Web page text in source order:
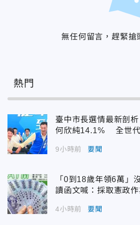
無任何留言，趕緊搶
熱門
臺中市長選情最新剖
何欣純14.1% 全世代
9小時前 要聞
「0到18歲年領6萬」
讀函文喊：採取憲政作
4小時前 要聞